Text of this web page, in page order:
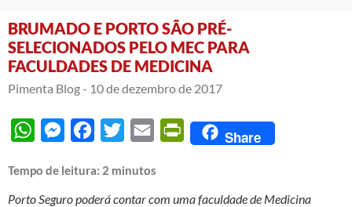
BRUMADO E PORTO SÃO PRÉ-
SELECIONADOS PELO MEC PARA
FACULDADES DE MEDICINA
Pimenta Blog - 10 de dezembro de 2017
WhatsAppMessengerFacebook
Twitter Email PrintFriendly
Share
Tempo de leitura: 2 minutos
Porto Seguro poderá contar com uma faculdade de Medicina